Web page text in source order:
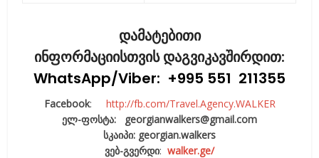
დამატებითი
ინფორმაციისთვის დაგვიკავშირდით:
WhatsApp/Viber: +995 551 211355
Facebook: http://fb.com/Travel.Agency.WALKER
ელ-ფოსტა: georgianwalkers@gmail.com
სკაიპი: georgian.walkers
ვებ-გვერდი: walker.ge/